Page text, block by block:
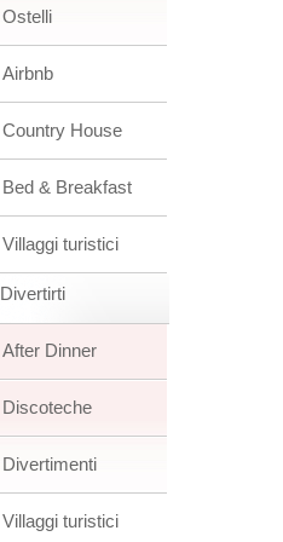
Ostelli
Airbnb
Country House
Bed & Breakfast
Villaggi turistici
Divertirti
After Dinner
Discoteche
Divertimenti
Villaggi turistici